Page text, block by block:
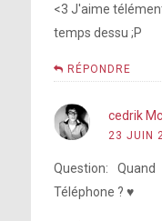
<3 J'aime
temps dessu ;P
RÉPONDRE
cedrik
23 JUIN
Question:
Téléphone ? ♥